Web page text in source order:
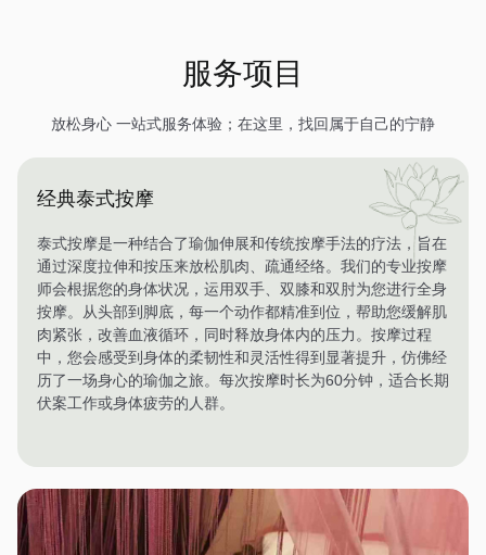
服务项目
放松身心 一站式服务体验；在这里，找回属于自己的宁静
经典泰式按摩
泰式按摩是一种结合了瑜伽伸展和传统按摩手法的疗法，旨在
通过深度拉伸和按压来放松肌肉、疏通经络。我们的专业按摩
师会根据您的身体状况，运用双手、双膝和双肘为您进行全身
按摩。从头部到脚底，每一个动作都精准到位，帮助您缓解肌
肉紧张，改善血液循环，同时释放身体内的压力。按摩过程
中，您会感受到身体的柔韧性和灵活性得到显著提升，仿佛经
历了一场身心的瑜伽之旅。每次按摩时长为60分钟，适合长期
伏案工作或身体疲劳的人群。